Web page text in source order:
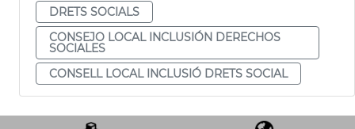
DRETS SOCIALS
CONSEJO LOCAL INCLUSIÓN DERECHOS
SOCIALES
CONSELL LOCAL INCLUSIÓ DRETS SOCIAL